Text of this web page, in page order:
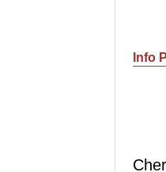
Info